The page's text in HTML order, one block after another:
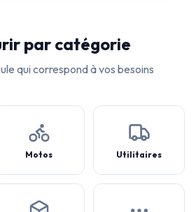
par catégorie
qui correspond à vos besoins
Motos Utilitaires